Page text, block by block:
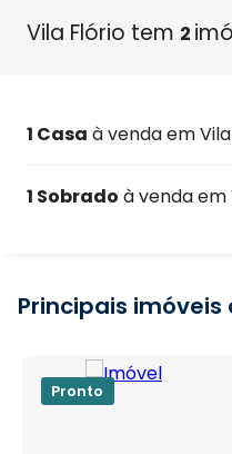
Vila Flório tem 2
1 Casa à venda em
1 Sobrado à venda em
Principais imóveis
Pronto